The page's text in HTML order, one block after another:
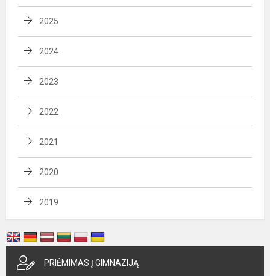
2025
2024
2023
2022
2021
2020
2019
PRIĖMIMAS Į GIMNAZIJĄ